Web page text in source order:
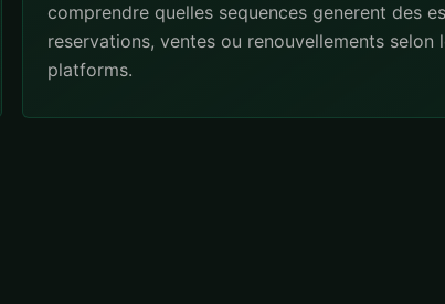
comprendre quelles sequences generent des
reservations, ventes ou renouvellements
platforms.